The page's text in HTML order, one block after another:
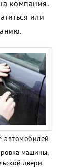
компания.
или
автомобилей
машины,
двери